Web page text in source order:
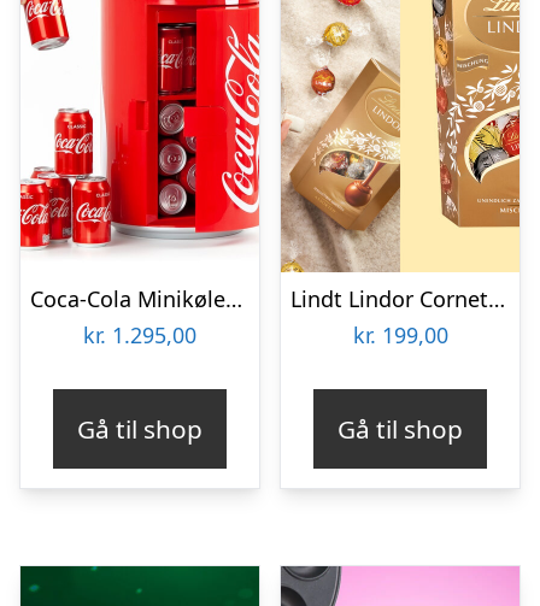
Coca-Cola Minikøleskab
kr. 1.295,00
Gå til shop
Lindt Lindor Cornet 500 gram – Blandet chokolade
kr. 199,00
Gå til shop